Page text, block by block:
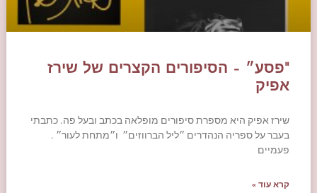
"פסע״ – הסיפורים הקצרים של שירז
אפיק
שירז אפיק היא מספרת סיפורים מופלאה בכתב ובעל פה. כתבתי
בעבר על ספריה הנהדרים ״ליל הברווזים״ ו״מתחת לעור״ .
פעמיים
קרא עוד »